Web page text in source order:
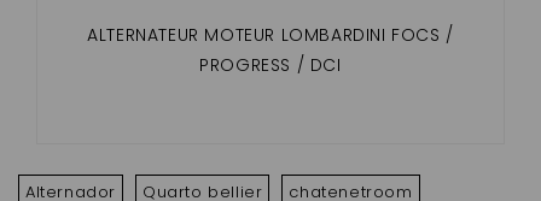
ALTERNATEUR MOTEUR LOMBARDINI FOCS /
PROGRESS / DCI
Alternador Quarto bellier chatenetroom